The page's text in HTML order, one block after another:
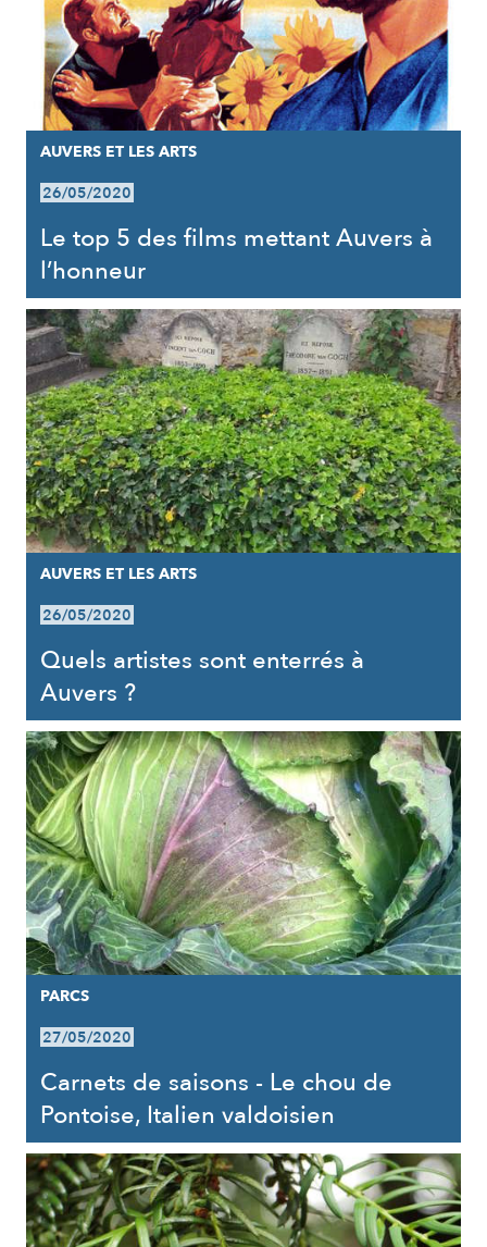
AUVERS ET LES ARTS
26/05/2020
Le top 5 des films mettant Auvers à
l’honneur
AUVERS ET LES ARTS
26/05/2020
Quels artistes sont enterrés à
Auvers ?
PARCS
27/05/2020
Carnets de saisons - Le chou de
Pontoise, Italien valdoisien